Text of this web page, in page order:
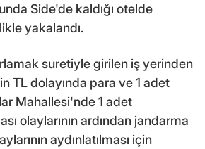
Side'de kaldığı otelde
yakalandı.
suretiyle girilen iş yerinden
TL dolayında para ve 1 adet
Mahallesi'nde 1 adet
olaylarının ardından jandarma
aydınlatılması için